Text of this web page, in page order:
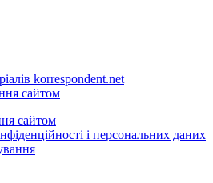
korrespondent.net
сайтом
сайтом
і персональних даних